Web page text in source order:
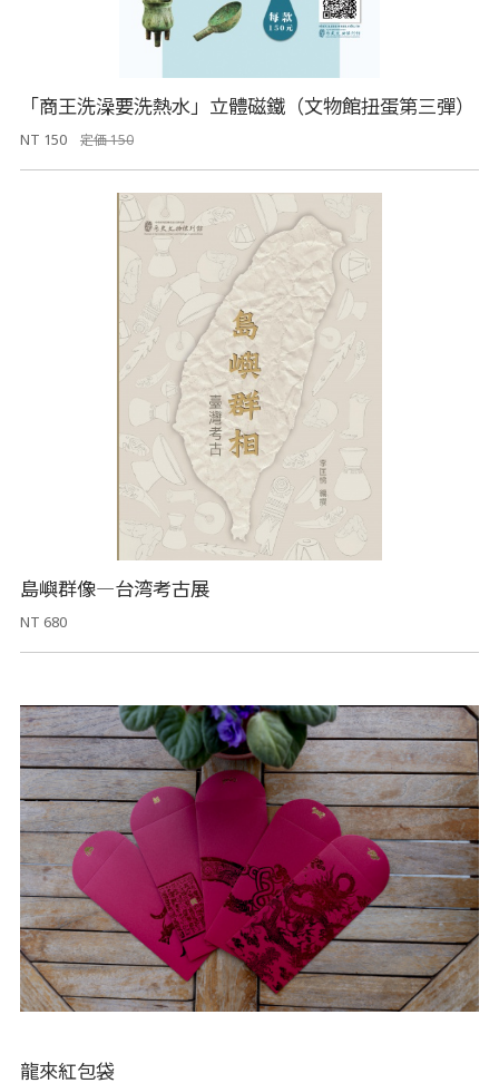
「商王洗澡要洗熱水」立體磁鐵（文物館扭蛋第三彈）
NT 150 定価 150
島嶼群像―台湾考古展
NT 680
龍來紅包袋